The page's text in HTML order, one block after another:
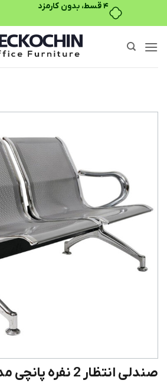
۴ قسط، بدون کارمزد
صندلی انتظار 2 نفره پانچی مدل H152